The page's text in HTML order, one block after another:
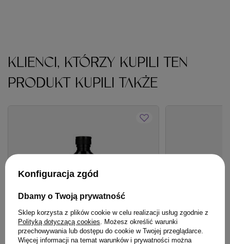
KLIENCI, KTÓRZY KUPILI TEN
PRODUKT KUPILI TAKŻE
Konfiguracja zgód
Dbamy o Twoją prywatność
Sklep korzysta z plików cookie w celu realizacji usług zgodnie z
Polityką dotyczącą cookies . Możesz określić warunki
przechowywania lub dostępu do cookie w Twojej przeglądarce.
Więcej informacji na temat warunków i prywatności można